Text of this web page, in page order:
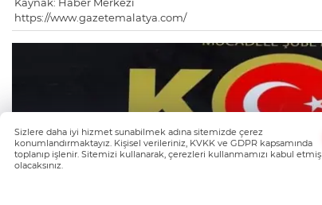
https://www.gazetemalatya.com/
Sizlere daha iyi hizmet sunabilmek adına sitemizde çerez
konumlandırmaktayız. Kişisel verileriniz, KVKK ve GDPR kapsamında
toplanıp işlenir. Sitemizi kullanarak, çerezleri kullanmamızı kabul etmiş
olacaksınız.
Whatsapp